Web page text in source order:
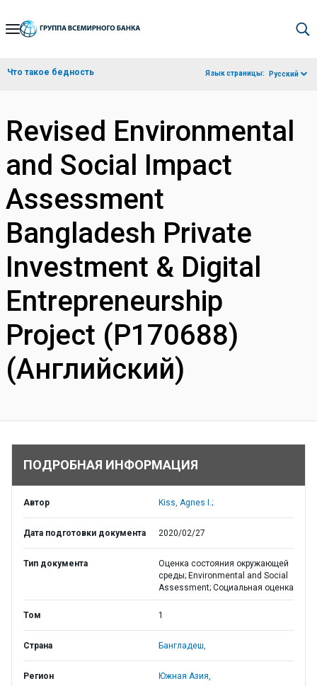
Skip
Navigation
Что такое бедность Язык страницы: Русский
Revised Environmental
and Social Impact
Assessment
Bangladesh Private
Investment & Digital
Entrepreneurship
Project (P170688)
(Английский)
ПОДРОБНАЯ ИНФОРМАЦИЯ
Автор Kiss, Agnes I.;
Дата подготовки документа 2020/02/27
Тип документа
Оценка состояния окружающей
среды; Environmental and Social
Assessment; Социальная оценка
Том 1
Страна Бангладеш,
Регион Южная Азия,